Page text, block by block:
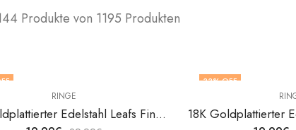
Produkte von 1195 Produkten
RINGE
18K Goldplattierter Edelstahl Leafs Fingerring von V&F Jewelers
33% OFF